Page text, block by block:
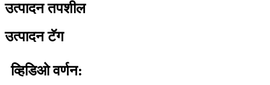
उत्पादन तपशील
उत्पादन टॅग
व्हिडिओ वर्णन: